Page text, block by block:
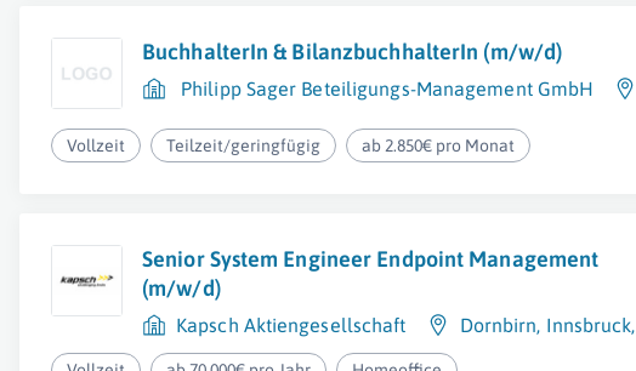
BuchhalterIn & BilanzbuchhalterIn (m/w/d)
Philipp Sager Beteiligungs-Management GmbH
Vollzeit Teilzeit/geringfügig ab 2.850€ pro Monat
Senior System Engineer Endpoint Management
(m/w/d)
Kapsch Aktiengesellschaft Dornbirn, Innsbruck,